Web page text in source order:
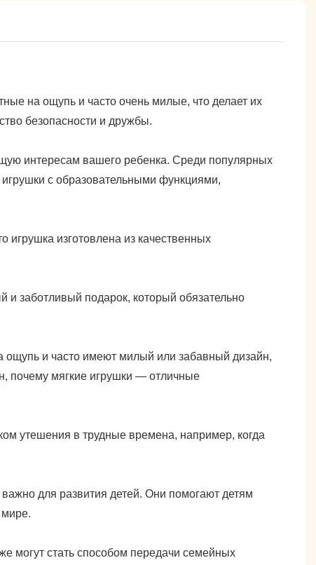
на ощупь и часто очень милые, что делает их
безопасности и дружбы.
интересам вашего ребенка. Среди популярных
с образовательными функциями,
игрушка изготовлена ​​из качественных
и заботливый подарок, который обязательно
ощупь и часто имеют милый или забавный дизайн,
почему мягкие игрушки — отличные
утешения в трудные времена, например, когда
для развития детей. Они помогают детям
могут стать способом передачи семейных